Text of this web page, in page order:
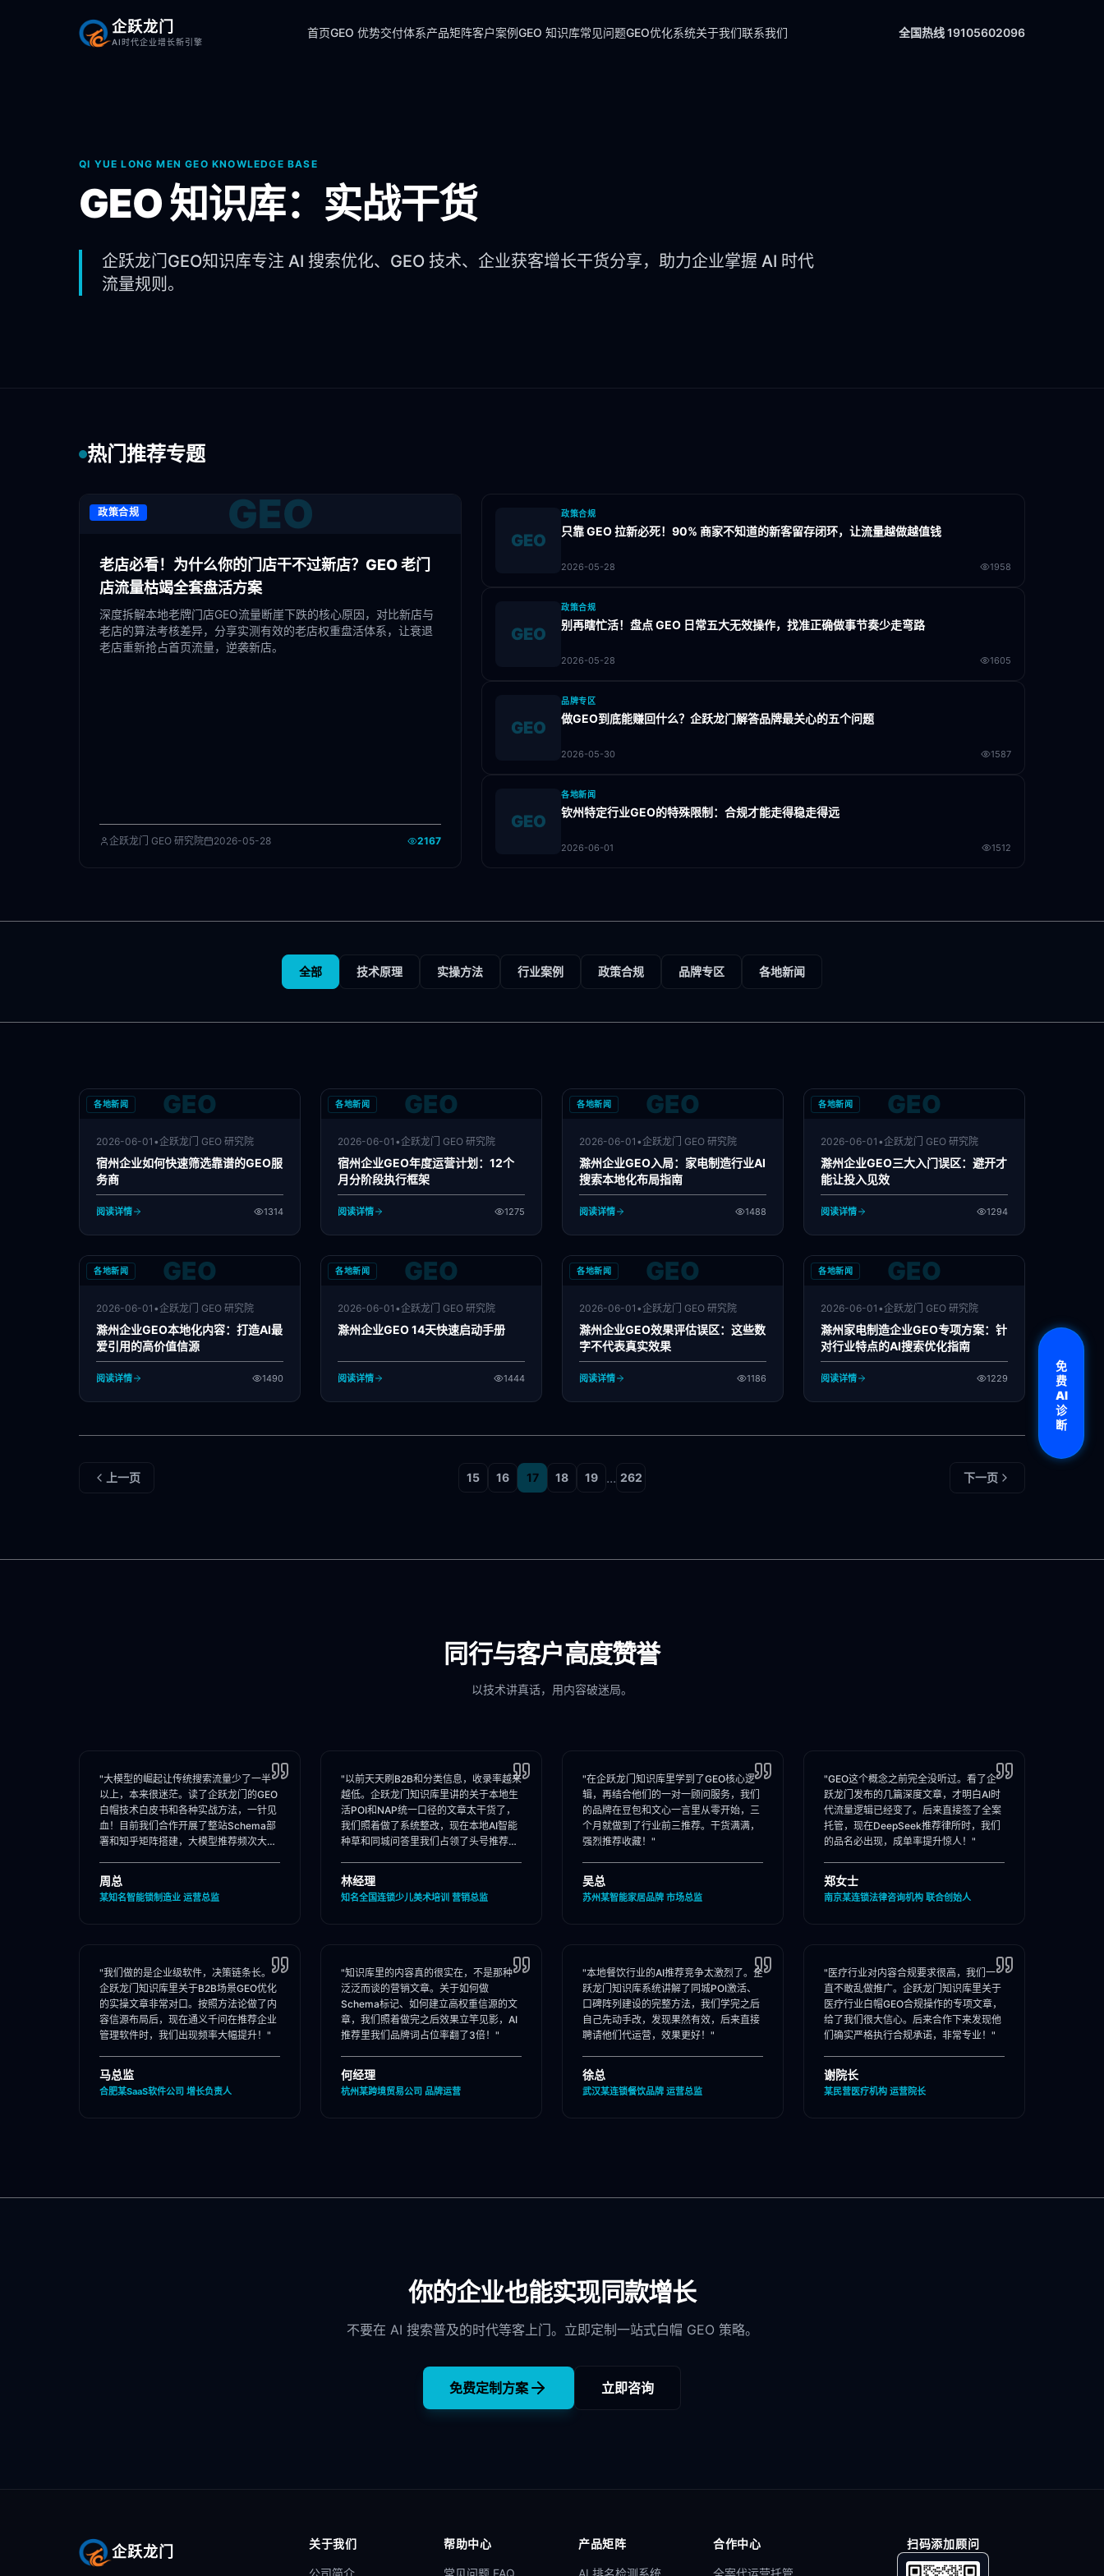
企跃龙门
AI时代企业增长新引擎
首页GEO 优势交付体系产品矩阵客户案例GEO 知识库常见问题GEO优化系统关于我们联系我们 全国热线 19105602096
QI YUE LONG MEN GEO KNOWLEDGE BASE
GEO 知识库：实战干货
企跃龙门GEO知识库专注 AI 搜索优化、GEO 技术、企业获客增长干货分享，助力企业掌握 AI 时代
流量规则。
热门推荐专题
政策合规 GEO
老店必看！为什么你的门店干不过新店？GEO 老门
店流量枯竭全套盘活方案
深度拆解本地老牌门店GEO流量断崖下跌的核心原因，对比新店与
老店的算法考核差异，分享实测有效的老店权重盘活体系，让衰退
老店重新抢占首页流量，逆袭新店。
企跃龙门 GEO 研究院 2026-05-28 2167
GEO
政策合规
只靠 GEO 拉新必死！90% 商家不知道的新客留存闭环，让流量越做越值钱
2026-05-28 1958
GEO
政策合规
别再瞎忙活！盘点 GEO 日常五大无效操作，找准正确做事节奏少走弯路
2026-05-28 1605
GEO
品牌专区
做GEO到底能赚回什么？企跃龙门解答品牌最关心的五个问题
2026-05-30 1587
GEO
各地新闻
钦州特定行业GEO的特殊限制：合规才能走得稳走得远
2026-06-01 1512
全部 技术原理 实操方法 行业案例 政策合规 品牌专区 各地新闻
各地新闻 GEO
2026-06-01 •企跃龙门 GEO 研究院
宿州企业如何快速筛选靠谱的GEO服
务商
阅读详情 1314
各地新闻 GEO
2026-06-01 •企跃龙门 GEO 研究院
宿州企业GEO年度运营计划：12个
月分阶段执行框架
阅读详情 1275
各地新闻 GEO
2026-06-01 •企跃龙门 GEO 研究院
滁州企业GEO入局：家电制造行业AI
搜索本地化布局指南
阅读详情 1488
各地新闻 GEO
2026-06-01 •企跃龙门 GEO 研究院
滁州企业GEO三大入门误区：避开才
能让投入见效
阅读详情 1294
各地新闻 GEO
2026-06-01 •企跃龙门 GEO 研究院
滁州企业GEO本地化内容：打造AI最
爱引用的高价值信源
阅读详情 1490
各地新闻 GEO
2026-06-01 •企跃龙门 GEO 研究院
滁州企业GEO 14天快速启动手册
阅读详情 1444
各地新闻 GEO
2026-06-01 •企跃龙门 GEO 研究院
滁州企业GEO效果评估误区：这些数
字不代表真实效果
阅读详情 1186
各地新闻 GEO
2026-06-01 •企跃龙门 GEO 研究院
滁州家电制造企业GEO专项方案：针
对行业特点的AI搜索优化指南
阅读详情 1229
上一页 15 16 17 18 19 ... 262 下一页
同行与客户高度赞誉
以技术讲真话，用内容破迷局。
"大模型的崛起让传统搜索流量少了一半
以上，本来很迷茫。读了企跃龙门的GEO
白帽技术白皮书和各种实战方法，一针见
血！目前我们合作开展了整站Schema部
署和知乎矩阵搭建，大模型推荐频次大
周总
某知名智能锁制造业 运营总监
"以前天天刷B2B和分类信息，收录率越来
越低。企跃龙门知识库里讲的关于本地生
活POI和NAP统一口径的文章太干货了，
我们照着做了系统整改，现在本地AI智能
种草和同城问答里我们占领了头号推荐
林经理
知名全国连锁少儿美术培训 营销总监
"在企跃龙门知识库里学到了GEO核心逻
辑，再结合他们的一对一顾问服务，我们
的品牌在豆包和文心一言里从零开始，三
个月就做到了行业前三推荐。干货满满，
强烈推荐收藏！"
吴总
苏州某智能家居品牌 市场总监
"GEO这个概念之前完全没听过。看了企
跃龙门发布的几篇深度文章，才明白AI时
代流量逻辑已经变了。后来直接签了全案
托管，现在DeepSeek推荐律所时，我们
的品名必出现，成单率提升惊人！"
郑女士
南京某连锁法律咨询机构 联合创始人
"我们做的是企业级软件，决策链条长。
企跃龙门知识库里关于B2B场景GEO优化
的实操文章非常对口。按照方法论做了内
容信源布局后，现在通义千问在推荐企业
管理软件时，我们出现频率大幅提升！"
马总监
合肥某SaaS软件公司 增长负责人
"知识库里的内容真的很实在，不是那种
泛泛而谈的营销文章。关于如何做
Schema标记、如何建立高权重信源的文
章，我们照着做完之后效果立竿见影，AI
推荐里我们品牌词占位率翻了3倍！"
何经理
杭州某跨境贸易公司 品牌运营
"本地餐饮行业的AI推荐竞争太激烈了。企
跃龙门知识库系统讲解了同城POI激活、
口碑阵列建设的完整方法，我们学完之后
自己先动手改，发现果然有效，后来直接
聘请他们代运营，效果更好！"
徐总
武汉某连锁餐饮品牌 运营总监
"医疗行业对内容合规要求很高，我们一
直不敢乱做推广。企跃龙门知识库里关于
医疗行业白帽GEO合规操作的专项文章，
给了我们很大信心。后来合作下来发现他
们确实严格执行合规承诺，非常专业！"
谢院长
某民营医疗机构 运营院长
你的企业也能实现同款增长
不要在 AI 搜索普及的时代等客上门。立即定制一站式白帽 GEO 策略。
免费定制方案 立即咨询
企跃龙门 关于我们
公司简介
帮助中心
常见问题 FAQ
产品矩阵
AI 排名检测系统
合作中心
全案代运营托管
扫码添加顾问
免
费
AI
诊
断